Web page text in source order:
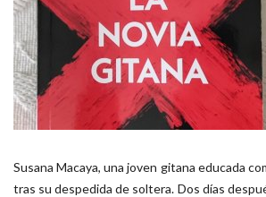
Susana Macaya, una joven gitana educada
tras su despedida de soltera. Dos días